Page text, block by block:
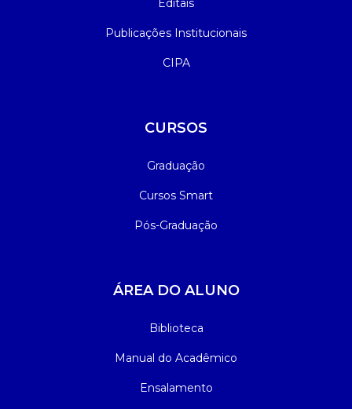
Editais
Publicações Institucionais
CIPA
CURSOS
Graduação
Cursos Smart
Pós-Graduação
ÁREA DO ALUNO
Biblioteca
Manual do Acadêmico
Ensalamento